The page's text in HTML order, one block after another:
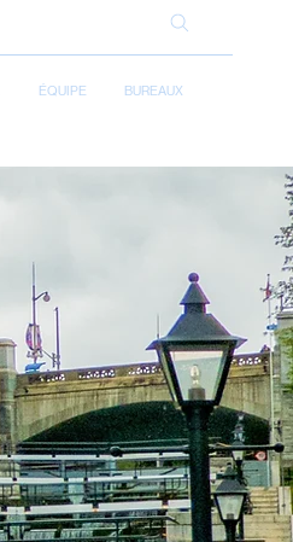
ÉQUIPE BUREAUX